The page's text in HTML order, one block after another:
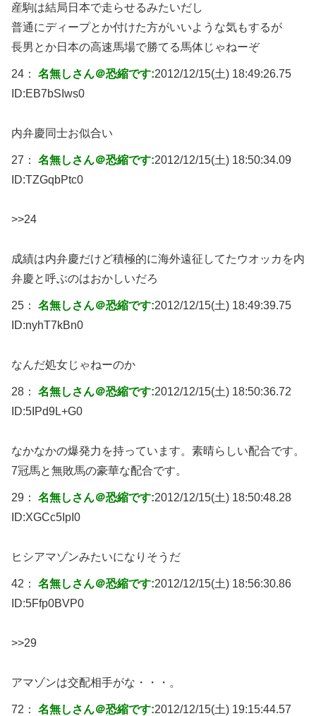
産駒は結局日本で走らせるみたいだし
普通にディープとか付けた方がいいような気もするが
長男とか日本の高速馬場で勝てる馬体じゃねーぞ
24： 名無しさん＠恐縮です:2012/12/15(土) 18:49:26.75
ID:EB7bSIws0
内弁慶同士お似合い
27： 名無しさん＠恐縮です:2012/12/15(土) 18:50:34.09
ID:TZGqbPtc0
>>24
成績は内弁慶だけど積極的に海外遠征してたウオッカを内
弁慶と呼ぶのはおかしいだろ
25： 名無しさん＠恐縮です:2012/12/15(土) 18:49:39.75
ID:nyhT7kBn0
なんだ処女じゃねーのか
28： 名無しさん＠恐縮です:2012/12/15(土) 18:50:36.72
ID:5IPd9L+G0
なかなかの爆発力を持っています。素晴らしい配合です。
7冠馬と無敗馬の豪華な配合です。
29： 名無しさん＠恐縮です:2012/12/15(土) 18:50:48.28
ID:XGCc5IpI0
ヒシアマゾンみたいになりそうだ
42： 名無しさん＠恐縮です:2012/12/15(土) 18:56:30.86
ID:5Ffp0BVP0
>>29
アマゾンは交配相手がな・・・。
72： 名無しさん＠恐縮です:2012/12/15(土) 19:15:44.57